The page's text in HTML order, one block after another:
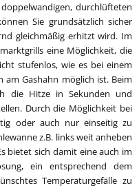
durchlüfteten
Sie grundsätzlich sicher
gleichmäßig erhitzt wird. Im
eine Möglichkeit, die
stufenlos, wie es bei einem
am Gashahn möglich ist. Beim
die Hitze in Sekunden und
Durch die Möglichkeit bei
oder auch nur einseitig zu
z.B. links weit anheben
bietet sich damit eine auch im
ein entsprechend dem
Temperaturgefälle zu